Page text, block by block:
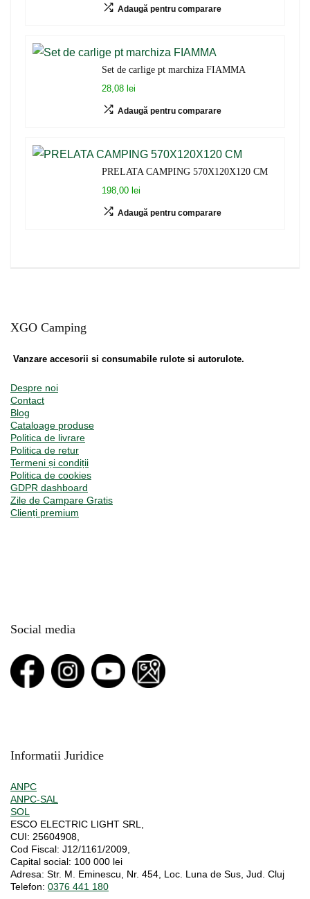
Adaugă pentru comparare
Set de carlige pt marchiza FIAMMA
28,08 lei
Adaugă pentru comparare
PRELATA CAMPING 570X120X120 CM
198,00 lei
Adaugă pentru comparare
XGO Camping
Vanzare accesorii si consumabile rulote si autorulote.
Despre noi
Contact
Blog
Cataloage produse
Politica de livrare
Politica de retur
Termeni și condiții
Politica de cookies
GDPR dashboard
Zile de Campare Gratis
Clienți premium
Social media
Informatii Juridice
ANPC
ANPC-SAL
SOL
ESCO ELECTRIC LIGHT SRL,
CUI: 25604908,
Cod Fiscal: J12/1161/2009,
Capital social: 100 000 lei
Adresa: Str. M. Eminescu, Nr. 454, Loc. Luna de Sus, Jud. Cluj
Telefon: 0376 441 180